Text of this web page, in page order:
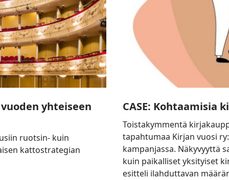
yhteiseen
ruotsin- kuin
kattostrategian
CASE: Kohtaamisia
Toistakymmentä
tapahtumaa Kirjan vuosi
kampanjassa. Näkyvyyttä
kuin paikalliset yksityiset
esitteli ilahduttavan